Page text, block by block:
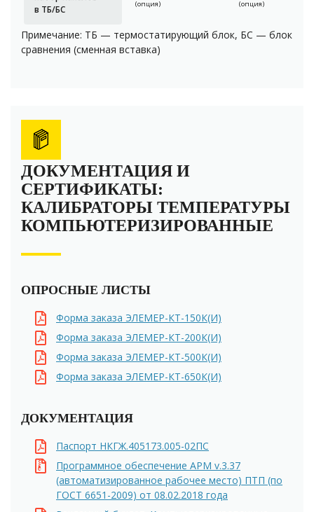
в ТБ/БС
(опция)
(опция)
Примечание: ТБ — термостатирующий блок, БС — блок
сравнения (сменная вставка)
ДОКУМЕНТАЦИЯ И
СЕРТИФИКАТЫ:
КАЛИБРАТОРЫ ТЕМПЕРАТУРЫ
КОМПЬЮТЕРИЗИРОВАННЫЕ
ОПРОСНЫЕ ЛИСТЫ
Форма заказа ЭЛЕМЕР-КТ-150К(И)
Форма заказа ЭЛЕМЕР-КТ-200К(И)
Форма заказа ЭЛЕМЕР-КТ-500К(И)
Форма заказа ЭЛЕМЕР-КТ-650К(И)
ДОКУМЕНТАЦИЯ
Паспорт НКГЖ.405173.005-02ПС
Программное обеспечение АРМ v.3.37
(автоматизированное рабочее место) ПТП (по
ГОСТ 6651-2009) от 08.02.2018 года